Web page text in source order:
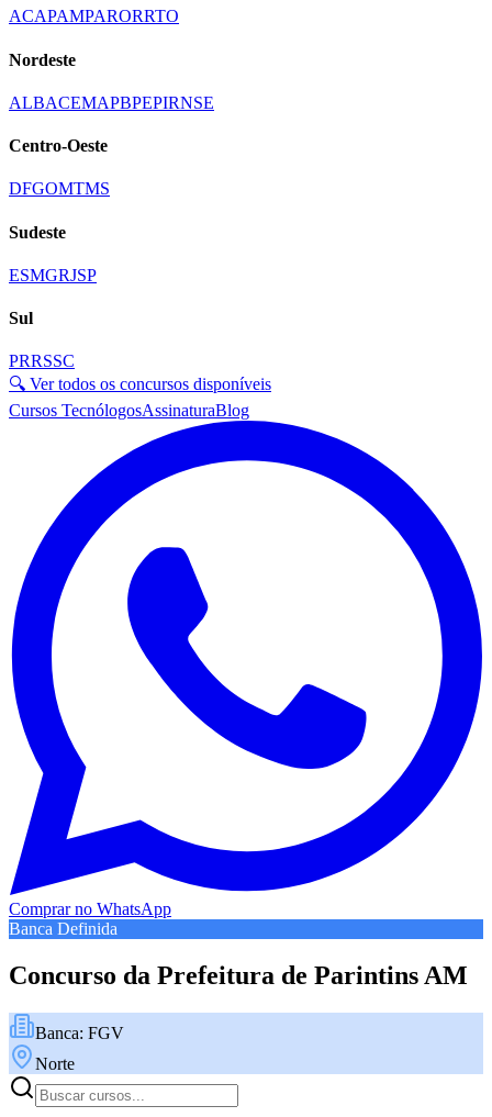
ACAPAMPARORRTO
Nordeste
ALBACEMAPBPEPIRNSE
Centro-Oeste
DFGOMTMS
Sudeste
ESMGRJSP
Sul
PRRSSC
🔍 Ver todos os concursos disponíveis
Cursos TecnólogosAssinaturaBlog
Comprar no WhatsApp
Banca Definida
Concurso da Prefeitura de Parintins AM
Banca: FGV
Norte